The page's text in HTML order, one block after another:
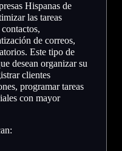
Hispanas de
las tareas
de correos,
Este tipo de
desean organizar su
clientes
programar tareas
con mayor